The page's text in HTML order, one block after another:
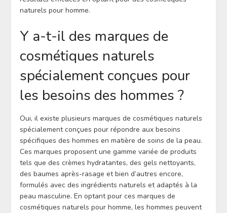
naturels pour homme.
Y a-t-il des marques de
cosmétiques naturels
spécialement conçues pour
les besoins des hommes ?
Oui, il existe plusieurs marques de cosmétiques naturels
spécialement conçues pour répondre aux besoins
spécifiques des hommes en matière de soins de la peau.
Ces marques proposent une gamme variée de produits
tels que des crèmes hydratantes, des gels nettoyants,
des baumes après-rasage et bien d’autres encore,
formulés avec des ingrédients naturels et adaptés à la
peau masculine. En optant pour ces marques de
cosmétiques naturels pour homme, les hommes peuvent